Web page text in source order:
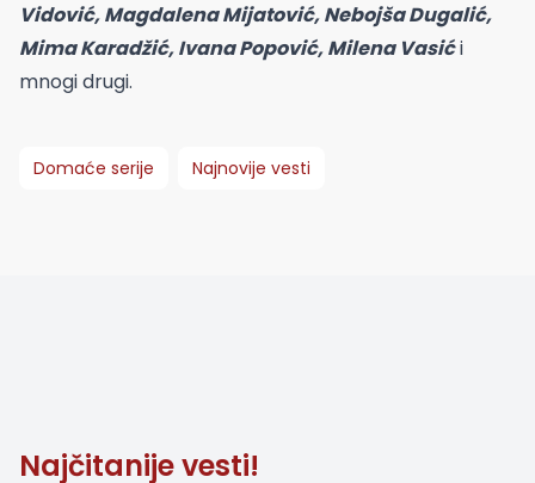
Vidović, Magdalena Mijatović, Nebojša Dugalić,
Mima Karadžić, Ivana Popović, Milena Vasići
mnogi drugi.
Domaće serije Najnovije vesti
Najčitanije vesti!